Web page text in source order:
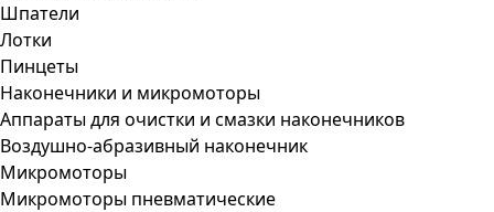
Шпатели
Лотки
Пинцеты
Наконечники и микромоторы
Аппараты для очистки и смазки наконечников
Воздушно-абразивный наконечник
Микромоторы
Микромоторы пневматические